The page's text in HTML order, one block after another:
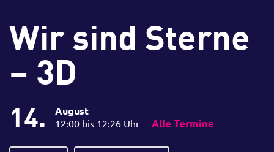
Wir sind Sterne
– 3D
14. August
12:00 bis 12:26 Uhr Alle Termine